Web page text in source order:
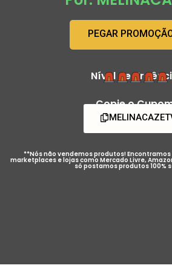
PEGAR
Nível de
Copie o
**Nós não vendemos produtos!
marketplaces e lojas como Mercado Livre,
só postamos produtos 100%